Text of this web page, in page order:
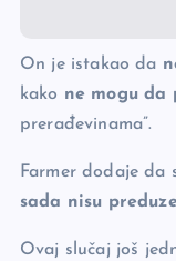
On je istakao da
kako ne mogu da
prerađevinama”.
Farmer dodaje da
sada nisu
Ovaj slučaj još